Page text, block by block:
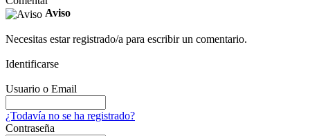
Aviso
Necesitas estar registrado/a para escribir un comentario.
Identificarse
Usuario o Email
¿Todavía no se ha registrado?
Contraseña